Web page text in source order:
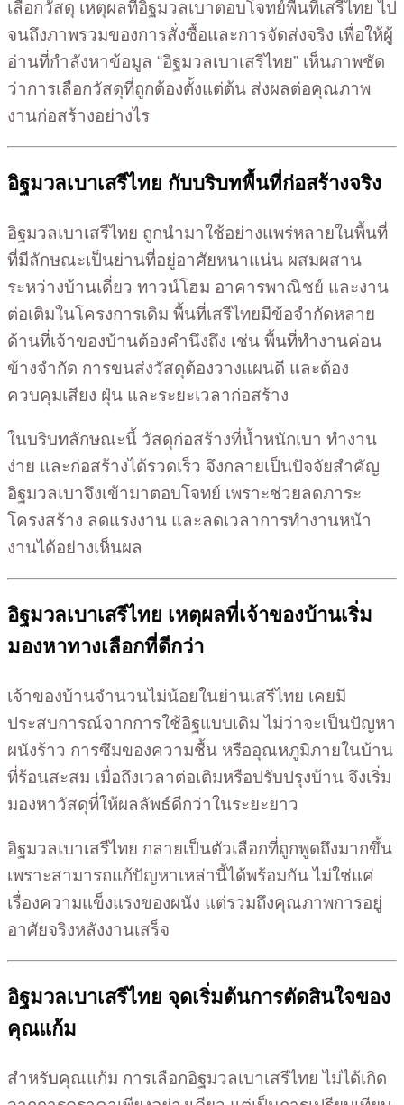
เลือกวัสดุ เหตุผลที่อิฐมวลเบาตอบโจทย์พื้นที่เสรีไทย ไป
จนถึงภาพรวมของการสั่งซื้อและการจัดส่งจริง เพื่อให้ผู้
อ่านที่กำลังหาข้อมูล “อิฐมวลเบาเสรีไทย” เห็นภาพชัด
ว่าการเลือกวัสดุที่ถูกต้องตั้งแต่ต้น ส่งผลต่อคุณภาพ
งานก่อสร้างอย่างไร
อิฐมวลเบาเสรีไทย กับบริบทพื้นที่ก่อสร้างจริง
อิฐมวลเบาเสรีไทย ถูกนำมาใช้อย่างแพร่หลายในพื้นที่
ที่มีลักษณะเป็นย่านที่อยู่อาศัยหนาแน่น ผสมผสาน
ระหว่างบ้านเดี่ยว ทาวน์โฮม อาคารพาณิชย์ และงาน
ต่อเติมในโครงการเดิม พื้นที่เสรีไทยมีข้อจำกัดหลาย
ด้านที่เจ้าของบ้านต้องคำนึงถึง เช่น พื้นที่ทำงานค่อน
ข้างจำกัด การขนส่งวัสดุต้องวางแผนดี และต้อง
ควบคุมเสียง ฝุ่น และระยะเวลาก่อสร้าง
ในบริบทลักษณะนี้ วัสดุก่อสร้างที่น้ำหนักเบา ทำงาน
ง่าย และก่อสร้างได้รวดเร็ว จึงกลายเป็นปัจจัยสำคัญ
อิฐมวลเบาจึงเข้ามาตอบโจทย์ เพราะช่วยลดภาระ
โครงสร้าง ลดแรงงาน และลดเวลาการทำงานหน้า
งานได้อย่างเห็นผล
อิฐมวลเบาเสรีไทย เหตุผลที่เจ้าของบ้านเริ่ม
มองหาทางเลือกที่ดีกว่า
เจ้าของบ้านจำนวนไม่น้อยในย่านเสรีไทย เคยมี
ประสบการณ์จากการใช้อิฐแบบเดิม ไม่ว่าจะเป็นปัญหา
ผนังร้าว การซึมของความชื้น หรืออุณหภูมิภายในบ้าน
ที่ร้อนสะสม เมื่อถึงเวลาต่อเติมหรือปรับปรุงบ้าน จึงเริ่ม
มองหาวัสดุที่ให้ผลลัพธ์ดีกว่าในระยะยาว
อิฐมวลเบาเสรีไทย กลายเป็นตัวเลือกที่ถูกพูดถึงมากขึ้น
เพราะสามารถแก้ปัญหาเหล่านี้ได้พร้อมกัน ไม่ใช่แค่
เรื่องความแข็งแรงของผนัง แต่รวมถึงคุณภาพการอยู่
อาศัยจริงหลังงานเสร็จ
อิฐมวลเบาเสรีไทย จุดเริ่มต้นการตัดสินใจของ
คุณแก้ม
สำหรับคุณแก้ม การเลือกอิฐมวลเบาเสรีไทย ไม่ได้เกิด